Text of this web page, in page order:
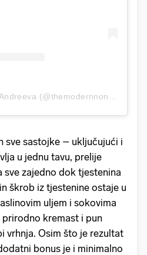
Objavu dijeli Snejana Andreeva (@themodernnonna)
sve sastojke – uključujući i
u jednu tavu, prelije
sve zajedno dok tjestenina
škrob iz tjestenine ostaje u
uljem i sokovima
kremast i pun
vrhnja. Osim što je rezultat
bonus je i minimalno